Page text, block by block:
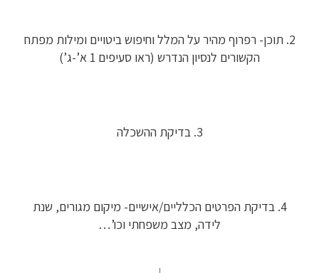
2. תוכן- רפרוף מהיר על המלל וחיפוש ביטויים ומילות מפתח
הקשורים לנסיון הנדרש (ראו סעיפים 1 א’-ג’)
3. בדיקת ההשכלה
4. בדיקת הפרטים הכלליים/אישיים- מיקום מגורים, שנת
לידה, מצב משפחתי וכו’…